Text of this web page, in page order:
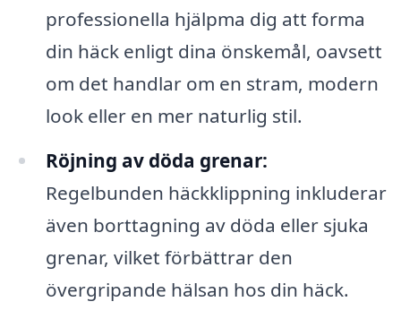
professionella hjälpma dig att forma
din häck enligt dina önskemål, oavsett
om det handlar om en stram, modern
look eller en mer naturlig stil.
Röjning av döda grenar:
Regelbunden häckklippning inkluderar
även borttagning av döda eller sjuka
grenar, vilket förbättrar den
övergripande hälsan hos din häck.